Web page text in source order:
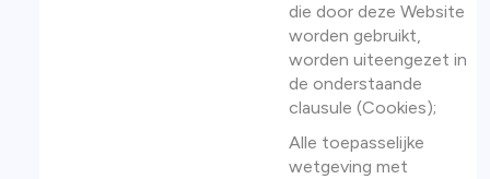
die door deze Website
worden gebruikt,
worden uiteengezet in
de onderstaande
clausule (Cookies);
Alle toepasselijke
wetgeving met